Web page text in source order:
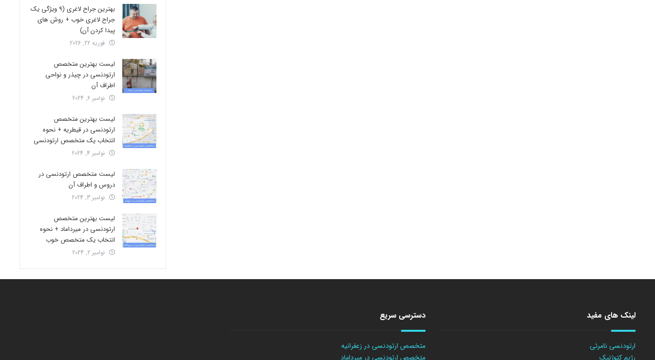
بهترین جراح لاغری (9 ویژگی یک
جراح لاغری خوب + روش های
پیدا کردن آن)
فوریه 22, 2026
لیست بهترین متخصص
ارتودنسی در چیذر و نواحی
اطراف آن
نوامبر 6, 2024
لیست بهترین متخصص
ارتودنسی در قیطریه + نحوه
انتخاب یک متخصص ارتودنسی
نوامبر 4, 2024
لیست متخصص ارتودنسی در
دروس و اطراف آن
نوامبر 3, 2024
لیست بهترین متخصص
ارتودنسی در میرداماد + نحوه
انتخاب یک متخصص خوب
نوامبر 2, 2024
لینک های مفید
ارتودنسی نامرئی
رژیم کتوژنیک
دسترسی سریع
متخصص ارتودنسی در زعفرانیه
متخصص ارتودنسی در میرداماد